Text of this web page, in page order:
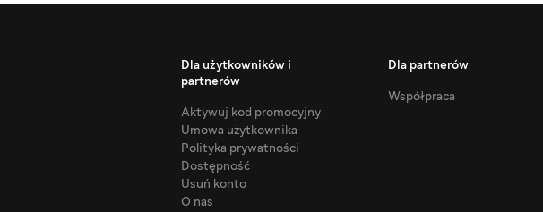
Dla użytkowników i
partnerów
Aktywuj kod promocyjny
Umowa użytkownika
Polityka prywatności
Dostępność
Usuń konto
O nas
Dla partnerów
Współpraca